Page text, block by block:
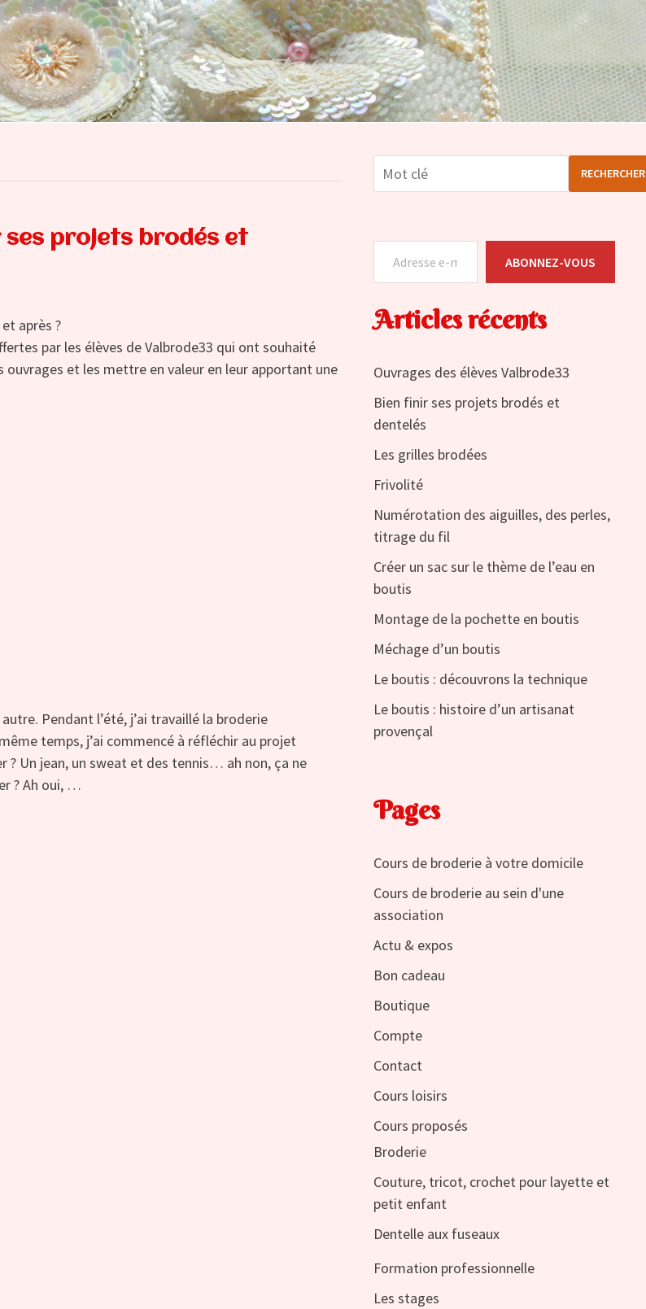
ses projets brodés et
après ?
par les élèves de Valbrode33 qui ont souhaité
ouvrages et les mettre en valeur en leur apportant une
Pendant l’été, j’ai travaillé la broderie
temps, j’ai commencé à réfléchir au projet
? Un jean, un sweat et des tennis… ah non, ça ne
? Ah oui, …
RECHERCHER
Adresse e-mail
ABONNEZ-VOUS
Articles récents
Ouvrages des élèves Valbrode33
Bien finir ses projets brodés et
dentelés
Les grilles brodées
Frivolité
Numérotation des aiguilles, des perles,
titrage du fil
Créer un sac sur le thème de l’eau en
boutis
Montage de la pochette en boutis
Méchage d’un boutis
Le boutis : découvrons la technique
Le boutis : histoire d’un artisanat
provençal
Pages
Cours de broderie à votre domicile
Cours de broderie au sein d'une
association
Actu & expos
Bon cadeau
Boutique
Compte
Contact
Cours loisirs
Cours proposés
Broderie
Couture, tricot, crochet pour layette et
petit enfant
Dentelle aux fuseaux
Formation professionnelle
Les stages